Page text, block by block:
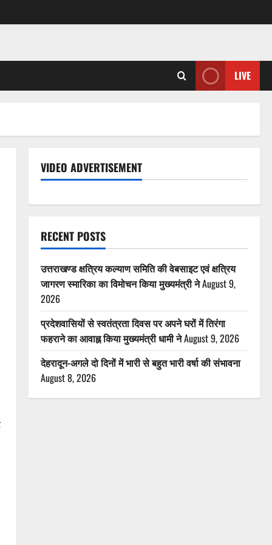
LIVE
VIDEO ADVERTISEMENT
RECENT POSTS
उत्तराखण्ड क्षत्रिय कल्याण समिति की वेबसाइट एवं क्षत्रिय
जागरण स्मारिका का विमोचन किया मुख्यमंत्री नेAugust 9,
2026
प्रदेशवासियों से स्वतंत्रता दिवस पर अपने घरों में तिरंगा
फहराने का आवाह्न किया मुख्यमंत्री धामी नेAugust 9, 2026
देहरादून-अगले दो दिनों में भारी से बहुत भारी वर्षा की संभावना
August 8, 2026